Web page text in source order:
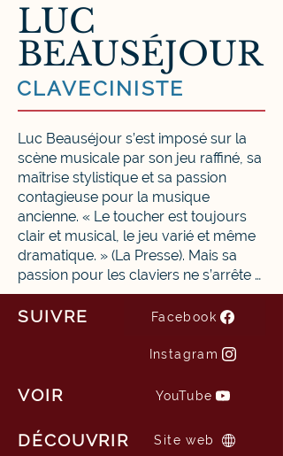
LUC
BEAUSÉJOUR
CLAVECINISTE
Luc Beauséjour s’est imposé sur la
scène musicale par son jeu raffiné, sa
maîtrise stylistique et sa passion
contagieuse pour la musique
ancienne. « Le toucher est toujours
clair et musical, le jeu varié et même
dramatique. » (La Presse). Mais sa
passion pour les claviers ne s’arrête
pas là : il joue également l’orgue, le
pianoforte, le clavicorde ou le piano
international de clavecin Erwin Bodky,
également remporté les honneurs au
concours international de clavecin de
SUIVRE Facebook
Instagram
VOIR YouTube
DÉCOUVRIR Site web